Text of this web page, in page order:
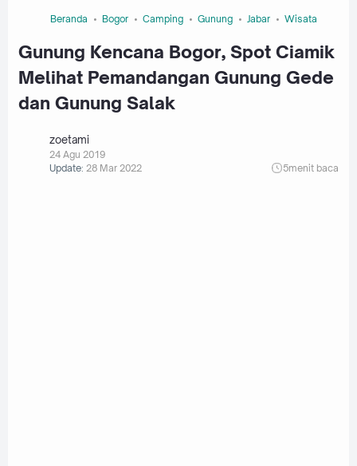
Beranda Bogor Camping Gunung Jabar Wisata
Gunung Kencana Bogor, Spot Ciamik
Melihat Pemandangan Gunung Gede
dan Gunung Salak
zoetami
24 Agu 2019
Update: 28 Mar 2022 5menit baca